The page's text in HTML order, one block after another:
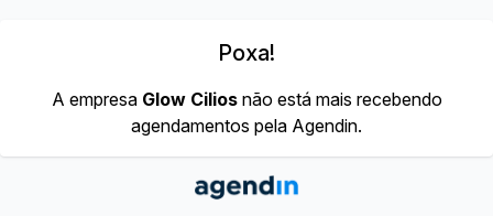
Poxa!
A empresa Glow Ciliosnão está mais recebendo
agendamentos pela Agendin.